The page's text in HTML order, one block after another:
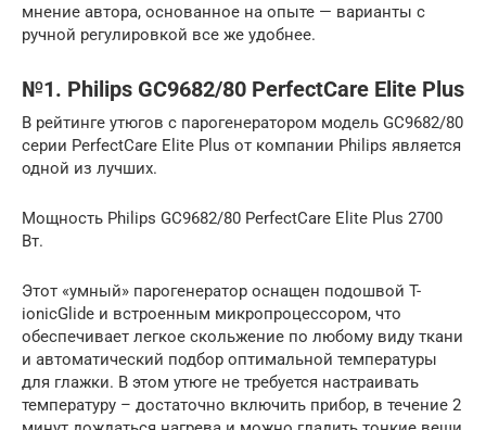
мнение автора, основанное на опыте — варианты с
ручной регулировкой все же удобнее.
№1. Philips GC9682/80 PerfectCare Elite Plus
В рейтинге утюгов с парогенератором модель GC9682/80
серии PerfectCare Elite Plus от компании Philips является
одной из лучших.
Мощность Philips GC9682/80 PerfectCare Elite Plus 2700
Вт.
Этот «умный» парогенератор оснащен подошвой T-
ionicGlide и встроенным микропроцессором, что
обеспечивает легкое скольжение по любому виду ткани
и автоматический подбор оптимальной температуры
для глажки. В этом утюге не требуется настраивать
температуру – достаточно включить прибор, в течение 2